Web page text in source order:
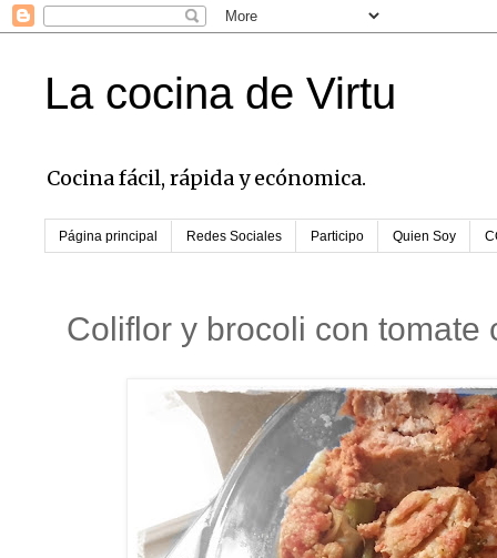
La cocina de Virtu
Cocina fácil, rápida y ecónomica.
Página principal Redes Sociales Participo Quien Soy
Coliflor y brocoli con tomate